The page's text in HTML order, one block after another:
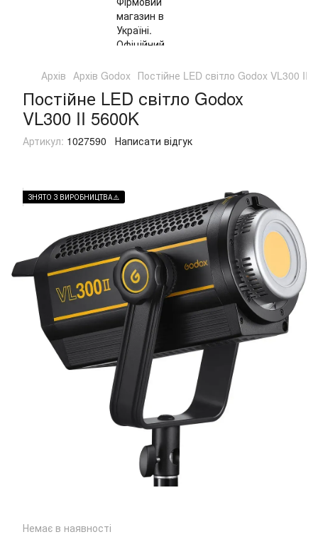
Архів Архів Godox Постійне LED світло Godox VL300 II
Постійне LED світло Godox
VL300 II 5600K
Артикул: 1027590 Написати відгук
ЗНЯТО З ВИРОБНИЦТВА⚠️
Немає в наявності